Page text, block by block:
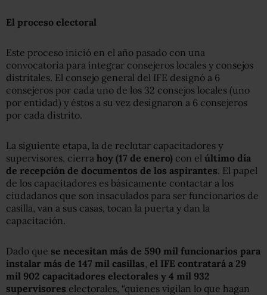
El proceso electoral
Este proceso inició en el año pasado con una
convocatoria para integrar consejeros locales y consejos
distritales. El consejo general del IFE designó a 6
consejeros por cada uno de los 32 consejos locales (uno
por entidad) y éstos a su vez designaron a 6 consejeros
por cada distrito.
La siguiente etapa, la de reclutar capacitadores y
supervisores, cierra hoy (17 de enero) con el último día
de recepción de documentos de los aspirantes. El papel
de los capacitadores es básicamente contactar a los
ciudadanos que son insaculados para ser funcionarios de
casilla, van a sus casas, tocan la puerta y dan la
capacitación.
Dado que se necesitan más de 590 mil funcionarios para
instalar más de 147 mil casillas el IFE contratará a 29
mil 902 capacitadores electorales y 4 mil 932
supervisores electorales, “quienes vigilan lo que hagan